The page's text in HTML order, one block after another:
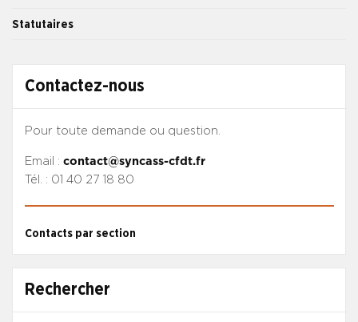
Statutaires
Contactez-nous
Pour toute demande ou question.
Email : contact@syncass-cfdt.fr
Tél. : 01 40 27 18 80
Contacts par section
Rechercher